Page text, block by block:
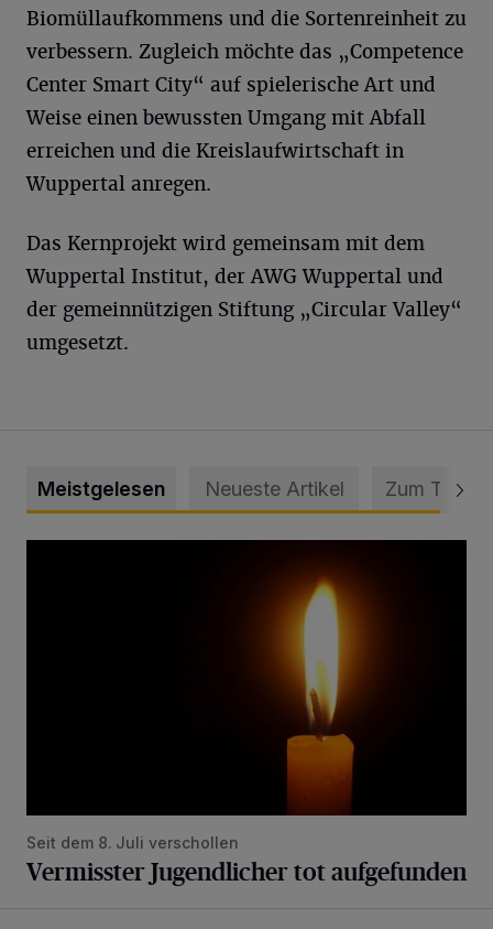
Biomüllaufkommens und die Sortenreinheit zu
verbessern. Zugleich möchte das „Competence
Center Smart City“ auf spielerische Art und
Weise einen bewussten Umgang mit Abfall
erreichen und die Kreislaufwirtschaft in
Wuppertal anregen.
Das Kernprojekt wird gemeinsam mit dem
Wuppertal Institut, der AWG Wuppertal und
der gemeinnützigen Stiftung „Circular Valley“
umgesetzt.
Meistgelesen Neueste Artikel Zum Thema
Seit dem 8. Juli verschollen
Vermisster Jugendlicher tot aufgefunden